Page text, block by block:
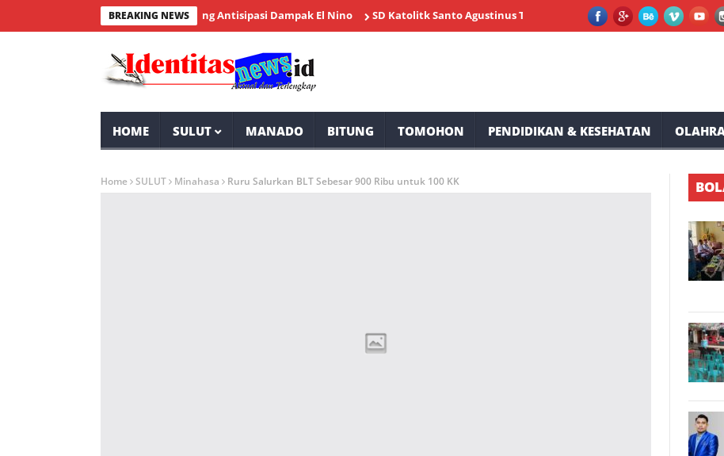
BREAKING NEWS
Mianahasa Frelly Lolowang Antisipasi Dampak El Nino SD Katolitk Santo Agustinus Tompaso Siap Memeriahkan HUT RI ke 81
HOME SULUT MANADO BITUNG TOMOHON PENDIDIKAN & KESEHATAN
Home SULUT Minahasa Ruru Salurkan BLT Sebesar 900 Ribu untuk 100 KK